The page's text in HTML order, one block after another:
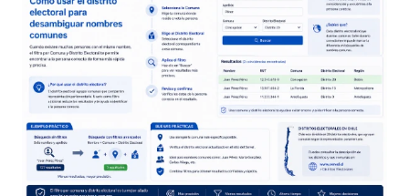
FALLECIDAS
CHILE